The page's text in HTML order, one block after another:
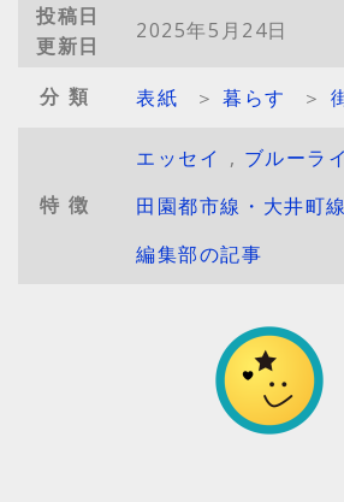
投稿日
更新日
2025年5月24日
分類 表紙 ＞暮らす ＞
特徴
エッセイ , ブルーラ
田園都市線・大井町線
編集部の記事